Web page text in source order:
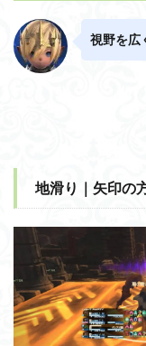
視野を広
地滑り｜矢印の